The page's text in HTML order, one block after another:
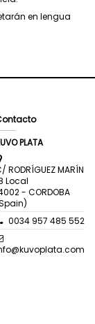
en lengua
PLATA
RODRÍGUEZ MARÍN
Local
- CORDOBA
0034 957 485 552